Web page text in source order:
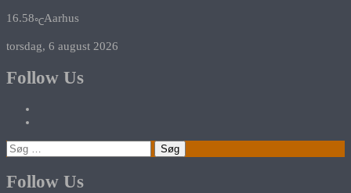
16.58℃Aarhus
torsdag, 6 august 2026
Follow Us
Søg
efter:
Follow Us